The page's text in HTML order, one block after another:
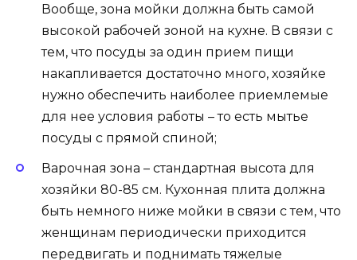
Вообще, зона мойки должна быть самой
высокой рабочей зоной на кухне. В связи с
тем, что посуды за один прием пищи
накапливается достаточно много, хозяйке
нужно обеспечить наиболее приемлемые
для нее условия работы – то есть мытье
посуды с прямой спиной;
Варочная зона – стандартная высота для
хозяйки 80-85 см. Кухонная плита должна
быть немного ниже мойки в связи с тем, что
женщинам периодически приходится
передвигать и поднимать тяжелые